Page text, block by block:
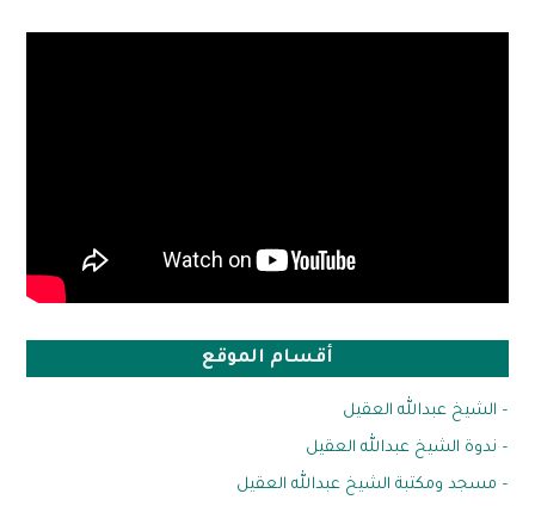
أقسام الموقع
– الشيخ عبدالله العقيل
– ندوة الشيخ عبدالله العقيل
– مسجد ومكتبة الشيخ عبدالله العقيل